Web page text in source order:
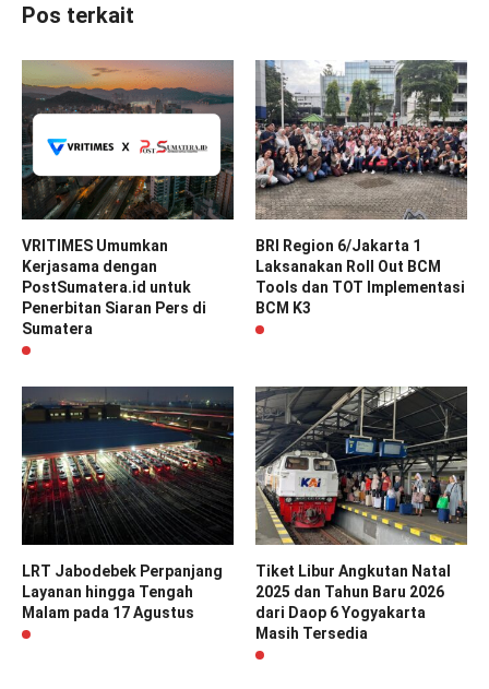
Pos terkait
VRITIMES Umumkan
Kerjasama dengan
PostSumatera.id untuk
Penerbitan Siaran Pers di
Sumatera
BRI Region 6/Jakarta 1
Laksanakan Roll Out BCM
Tools dan TOT Implementasi
BCM K3
LRT Jabodebek Perpanjang
Layanan hingga Tengah
Malam pada 17 Agustus
Tiket Libur Angkutan Natal
2025 dan Tahun Baru 2026
dari Daop 6 Yogyakarta
Masih Tersedia